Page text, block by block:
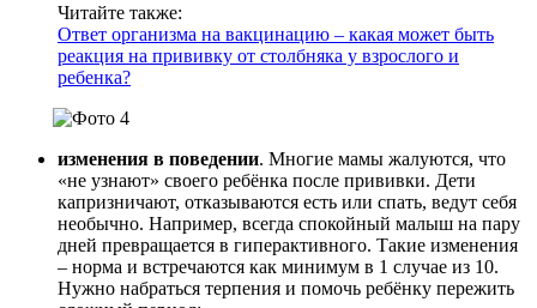
Читайте также:
Ответ организма на вакцинацию – какая может быть
реакция на прививку от столбняка у взрослого и
ребенка?
изменения в поведении. Многие мамы жалуются, что
«не узнают» своего ребёнка после прививки. Дети
капризничают, отказываются есть или спать, ведут себя
необычно. Например, всегда спокойный малыш на пару
дней превращается в гиперактивного. Такие изменения
– норма и встречаются как минимум в 1 случае из 10.
Нужно набраться терпения и помочь ребёнку пережить